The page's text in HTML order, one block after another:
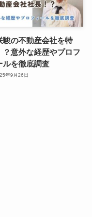
駿の不動産会社を特
？意外な経歴やプロフ
ルを徹底調査
年9月26日